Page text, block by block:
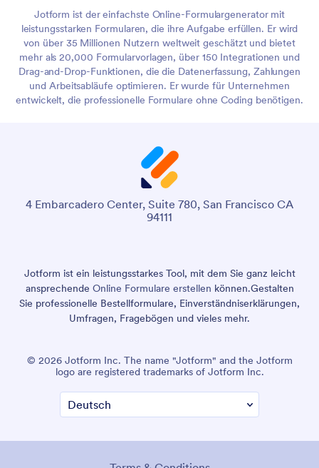
Jotform ist der einfachste Online-Formulargenerator mit
leistungsstarken Formularen, die ihre Aufgabe erfüllen. Er wird
von über 35 Millionen Nutzern weltweit geschätzt und bietet
mehr als 20,000 Formularvorlagen, über 150 Integrationen und
Drag-and-Drop-Funktionen, die die Datenerfassung, Zahlungen
und Arbeitsabläufe optimieren. Er wurde für Unternehmen
entwickelt, die professionelle Formulare ohne Coding benötigen.
4 Embarcadero Center, Suite 780, San Francisco CA
94111
Jotform ist ein leistungsstarkes Tool, mit dem Sie ganz leicht
ansprechende Online Formulare erstellen können.Gestalten
Sie professionelle Bestellformulare, Einverständniserklärungen,
Umfragen, Fragebögen und vieles mehr.
© 2026 Jotform Inc. The name "Jotform" and the Jotform
logo are registered trademarks of Jotform Inc.